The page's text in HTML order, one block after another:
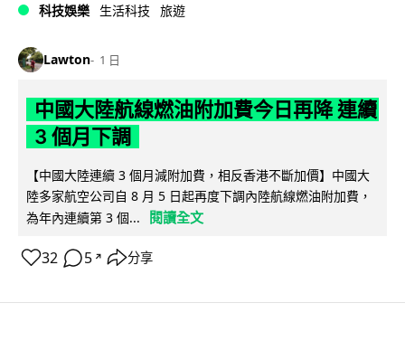
科技娛樂 生活科技 旅遊
Lawton 1 日
中國大陸航線燃油附加費今日再降 連續
3 個月下調
【中國大陸連續 3 個月減附加費，相反香港不斷加價】中國大
陸多家航空公司自 8 月 5 日起再度下調內陸航線燃油附加費，
為年內連續第 3 個...
閱讀全文
32 5 ↗ 分享